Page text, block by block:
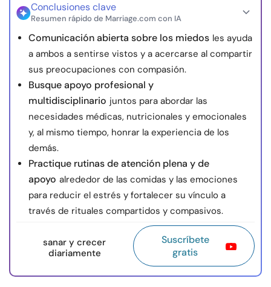
Conclusiones clave
Resumen rápido de Marriage.com con IA
Comunicación abierta sobre los miedos les ayuda
a ambos a sentirse vistos y a acercarse al compartir
sus preocupaciones con compasión.
Busque apoyo profesional y
multidisciplinario juntos para abordar las
necesidades médicas, nutricionales y emocionales
y, al mismo tiempo, honrar la experiencia de los
demás.
Practique rutinas de atención plena y de
apoyo alrededor de las comidas y las emociones
para reducir el estrés y fortalecer su vínculo a
través de rituales compartidos y compasivos.
sanar y crecer
diariamente
Suscríbete
gratis